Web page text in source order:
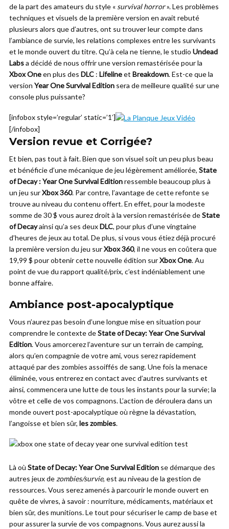
de la part des amateurs du style « survival horror». Les problèmes
techniques et visuels de la première version en avait rebuté
plusieurs alors que d’autres, ont su trouver leur compte dans
l’ambiance de survie, les relations complexes entre les survivants
et le monde ouvert du titre. Qu’à cela ne tienne, le studio Undead
Labsa décidé de nous offrir une version remastérisée pour la
Xbox Oneen plus des DLC : Lifelineet Breakdown. Est-ce que la
version Year One Survival Edition sera de meilleure qualité sur une
console plus puissante?
[infobox style=’regular’ static=’1′]
[/infobox]
Version revue et Corrigée?
Et bien, pas tout à fait. Bien que son visuel soit un peu plus beau
et bénéficie d’une mécanique de jeu légèrement améliorée, State
of Decay : Year One Survival Editionressemble beaucoup plus à
un jeu surXbox 360. Par contre, l’avantage de cette refonte se
trouve au niveau du contenu offert. En effet, pour la modeste
somme de 30 $ vous aurez droit à la version remastérisée deState
of Decayainsi qu’a ses deuxDLC, pour plus d’une vingtaine
d’heures de jeux au total. De plus, si vous vous étiez déjà procuré
la première version du jeu surXbox 360, il ne vous en coûtera que
19,99 $ pour obtenir cette nouvelle édition surXbox One. Au
point de vue du rapport qualité/prix, c’est indéniablement une
bonne affaire.
Ambiance post-apocalyptique
Vous n’aurez pas besoin d’une longue mise en situation pour
comprendre le contexte deState of Decay: Year One Survival
Edition. Vous amorcerez l’aventure sur un terrain de camping,
alors qu’en compagnie de votre ami, vous serez rapidement
attaqué par des zombies assoiffés de sang. Une fois la menace
éliminée, vous entrerez en contact avec d’autres survivants et
ainsi, commencera une lutte de tous les instants pour la survie; la
vôtre et celle de vos compagnons. L’action de déroulera dans un
monde ouvert post-apocalyptique où règne la dévastation,
l’angoisse et bien sûr, les zombies.
Là où State of Decay: Year One Survival Edition se démarque des
autres jeux dezombies/survie, est au niveau de la gestion de
ressources. Vous serez amenés à parcourir le monde ouvert en
quête de vivres, à savoir : nourriture, médicaments, matériaux et
bien sûr, des munitions. Le tout pour sécuriser le camp de base et
pour assurer la survie de vos compagnons. Vous aurez aussi la